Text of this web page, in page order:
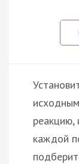
реакцию,
каждой